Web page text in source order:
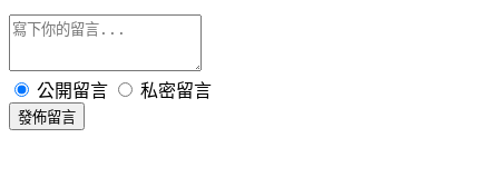
公開留言 私密留言
發佈留言